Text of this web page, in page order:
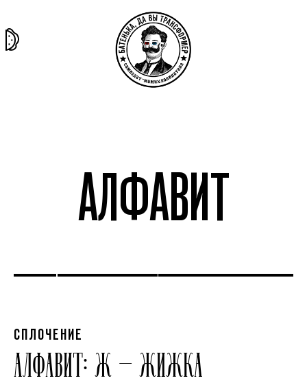
АЛФАВИТ
СПЛОЧЕНИЕ
АЛФАВИТ: Ж — ЖИЖКА